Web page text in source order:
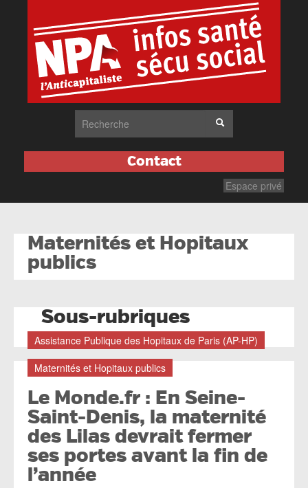
Contact
Espace privé
Maternités et Hopitaux
publics
Sous-rubriques
Assistance Publique des Hopitaux de Paris (AP-HP)
Maternités et Hopitaux publics
Le Monde.fr : En Seine-
Saint-Denis, la maternité
des Lilas devrait fermer
ses portes avant la fin de
l’année